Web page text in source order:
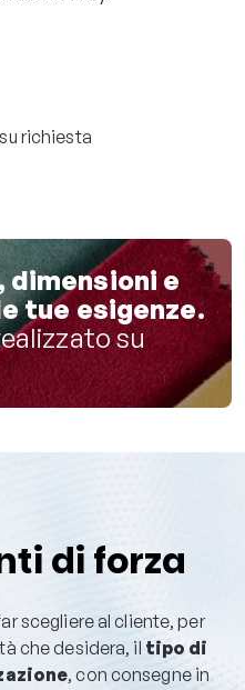
su richiesta
e
tue esigenze.
su
di forza
scegliere al cliente, per
che desidera, iltipo di
, con consegne in